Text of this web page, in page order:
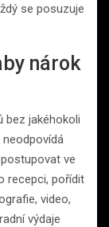
se posuzuje
nárok
bez jakéhokoli
ve
recepci, pořídit
video,
výdaje